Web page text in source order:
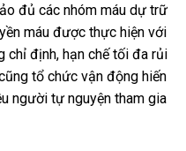
đủ các nhóm máu dự trữ
máu được thực hiện với
chỉ định, hạn chế tối đa rủi
tổ chức vận động hiến
người tự nguyện tham gia